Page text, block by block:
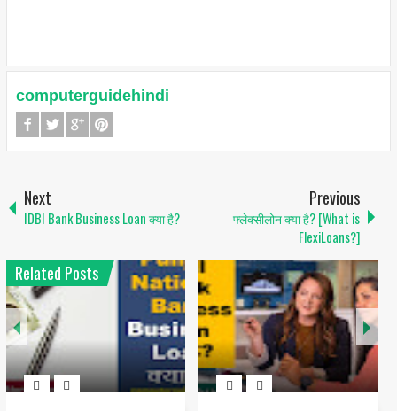
computerguidehindi
Next
IDBI Bank Business Loan क्या है?
Previous
फ्लेक्सीलोन क्या है? [What is
FlexiLoans?]
Related Posts